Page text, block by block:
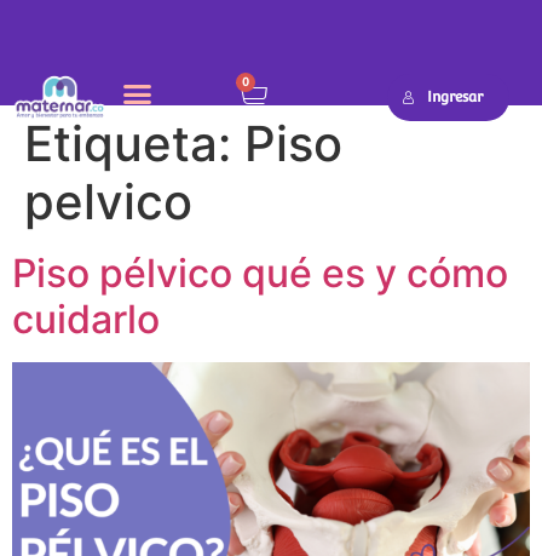
0
Ingresar
Etiqueta: Piso
pelvico
Piso pélvico qué es y cómo
cuidarlo